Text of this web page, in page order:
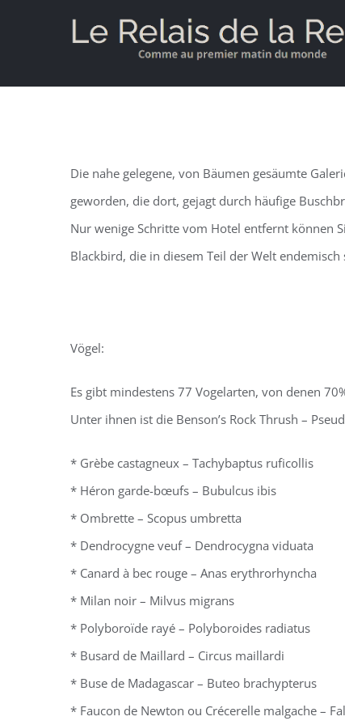
Die nahe gelegene, von Bäumen gesäumte
geworden, die dort, gejagt durch häufige
Nur wenige Schritte vom Hotel entfernt können
Blackbird, die in diesem Teil der Welt
Vögel:
Es gibt mindestens 77 Vogelarten, von denen
Unter ihnen ist die Benson’s Rock Thrush –
* Grèbe castagneux – Tachybaptus ruficollis
* Héron garde-bœufs – Bubulcus ibis
* Ombrette – Scopus umbretta
* Dendrocygne veuf – Dendrocygna viduata
* Canard à bec rouge – Anas erythrorhyncha
* Milan noir – Milvus migrans
* Polyboroïde rayé – Polyboroides radiatus
* Busard de Maillard – Circus maillardi
* Buse de Madagascar – Buteo brachypterus
* Faucon de Newton ou Crécerelle malgache –